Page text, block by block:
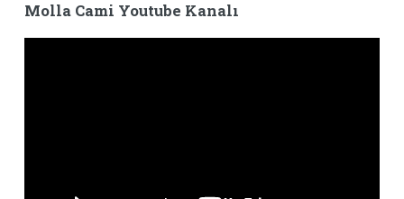
Molla Cami Youtube Kanalı